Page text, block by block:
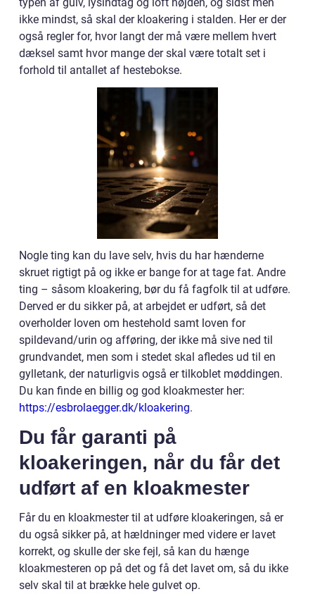
ikke mindst, så skal der kloakering i stalden. Her er der
også regler for, hvor langt der må være mellem hvert
dæksel samt hvor mange der skal være totalt set i
forhold til antallet af hestebokse.
Nogle ting kan du lave selv, hvis du har hænderne
skruet rigtigt på og ikke er bange for at tage fat. Andre
ting – såsom kloakering, bør du få fagfolk til at udføre.
Derved er du sikker på, at arbejdet er udført, så det
overholder loven om hestehold samt loven for
spildevand/urin og afføring, der ikke må sive ned til
grundvandet, men som i stedet skal afledes ud til en
gylletank, der naturligvis også er tilkoblet møddingen.
Du kan finde en billig og god kloakmester her:
https://esbrolaegger.dk/kloakering.
Du får garanti på
kloakeringen, når du får det
udført af en kloakmester
Får du en kloakmester til at udføre kloakeringen, så er
du også sikker på, at hældninger med videre er lavet
korrekt, og skulle der ske fejl, så kan du hænge
kloakmesteren op på det og få det lavet om, så du ikke
selv skal til at brække hele gulvet op.